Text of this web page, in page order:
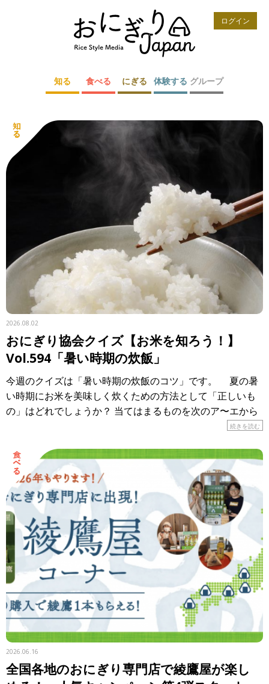
ログイン
知る 食べる にぎる 体験する グループ
2026.08.02
おにぎり協会クイズ【お米を知ろう！】
Vol.594「暑い時期の炊飯」
今週のクイズは「暑い時期の炊飯のコツ」です。 夏の暑
い時期にお米を美味しく炊くための方法として「正しいも
の」はどれでしょうか？ 当てはまるものを次のア〜エから
続きを読む
2026.06.16
全国各地のおにぎり専門店で綾鷹屋が楽し